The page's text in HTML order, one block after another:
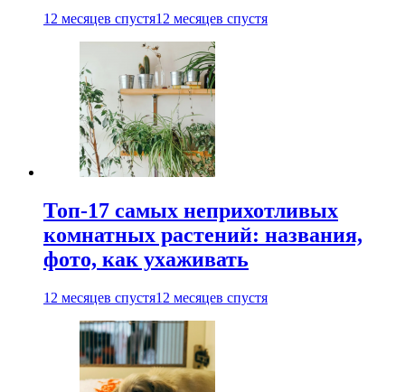
12 месяцев спустя12 месяцев спустя
Топ-17 самых неприхотливых
комнатных растений: названия,
фото, как ухаживать
12 месяцев спустя12 месяцев спустя